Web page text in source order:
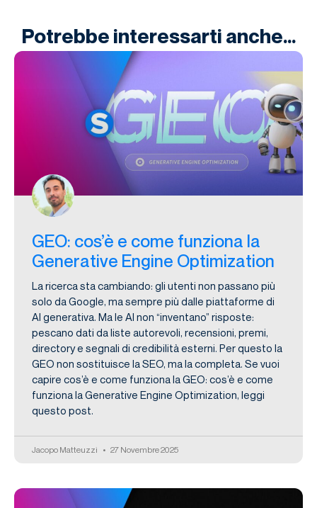
Potrebbe interessarti anche...
GEO: cos’è e come funziona la
Generative Engine Optimization
La ricerca sta cambiando: gli utenti non passano più
solo da Google, ma sempre più dalle piattaforme di
AI generativa. Ma le AI non “inventano” risposte:
pescano dati da liste autorevoli, recensioni, premi,
directory e segnali di credibilità esterni. Per questo la
GEO non sostituisce la SEO, ma la completa. Se vuoi
capire cos’è e come funziona la GEO: cos’è e come
funziona la Generative Engine Optimization, leggi
questo post.
Jacopo Matteuzzi 27 Novembre 2025